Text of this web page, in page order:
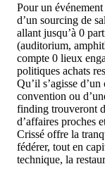
Pour un
d’un sourcing de
allant jusqu’à 0
(auditorium,
compte 0 lieux
politiques achats
Qu’il s’agisse
convention ou
finding trouveront
d’affaires proches
Crissé offre la
fédérer, tout en
technique, la